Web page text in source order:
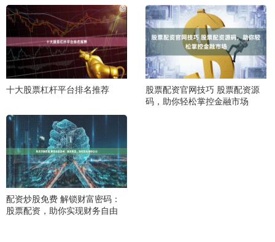
十大股票杠杆平台排名推荐
股票配资官网技巧 股票配资源
码，助你轻松掌控金融市场
配资炒股免费 解锁财富密码：
股票配资，助你实现财务自由